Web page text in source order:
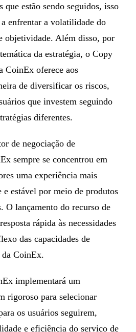
que estão sendo seguidos, isso
enfrentar a volatilidade do
objetividade. Além disso, por
da estratégia, o Copy
CoinEx oferece aos
de diversificar os riscos,
que investem seguindo
diferentes.
de negociação de
sempre se concentrou em
uma experiência mais
estável por meio de produtos
O lançamento do recurso de
rápida às necessidades
das capacidades de
CoinEx.
implementará um
rigoroso para selecionar
os usuários seguirem,
e eficiência do serviço de